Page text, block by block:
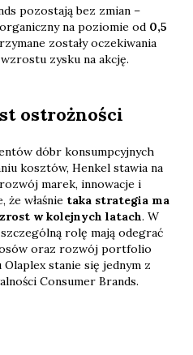
pozostają bez zmian –
na poziomie od 0,5
zostały oczekiwania
zysku na akcję.
ostrożności
dóbr konsumpcyjnych
kosztów, Henkel stawia na
marek, innowacje i
że właśnie taka strategia ma
w kolejnych latach. W
rolę mają odegrać
oraz rozwój portfolio
stanie się jednym z
Consumer Brands.